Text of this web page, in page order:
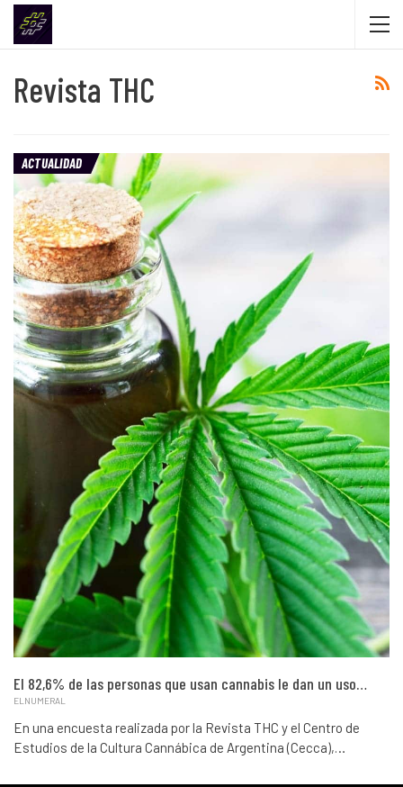
Revista THC
ACTUALIDAD
El 82,6% de las personas que usan cannabis le dan un uso…
ELNUMERAL
En una encuesta realizada por la Revista THC y el Centro de
Estudios de la Cultura Cannábica de Argentina (Cecca),…